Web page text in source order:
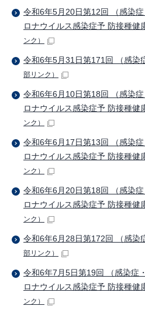
令和6年5月20日第12回 （感染
ロナウイルス感染症予 防接種健
ンク）
令和6年5月31日第171回 （感染
部リンク）
令和6年6月10日第18回 （感染
ロナウイルス感染症予 防接種健
ンク）
令和6年6月17日第13回 （感染
ロナウイルス感染症予 防接種健
ンク）
令和6年6月20日第18回 （感染
ロナウイルス感染症予 防接種健
ンク）
令和6年6月28日第172回 （感染
部リンク）
令和6年7月5日第19回 （感染症
ロナウイルス感染症予 防接種健
ンク）